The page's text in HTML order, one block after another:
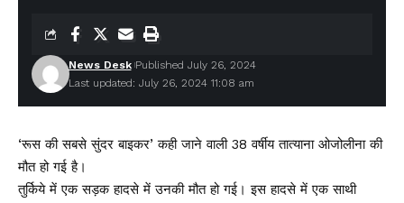
Last updated: July 26, 2024 11:08 am
News Desk Published July 26, 2024
‘रूस की सबसे सुंदर बाइकर’ कही जाने वाली 38 वर्षीय तात्याना ओजोलीना की
मौत हो गई है।
तुर्किये में एक सड़क हादसे में उनकी मौत हो गई। इस हादसे में एक साथी